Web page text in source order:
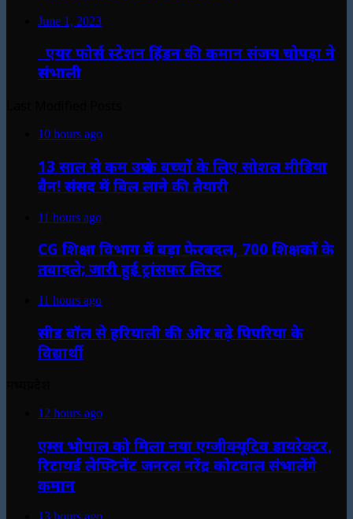
June 1, 2023
एयर फोर्स स्टेशन हिंडन की कमान संजय चोपड़ा ने
संभाली
10 hours ago
13 साल से कम उम्र के बच्चों के लिए सोशल मीडिया
बैन! संसद में बिल लाने की तैयारी
11 hours ago
CG शिक्षा विभाग में बड़ा फेरबदल, 700 शिक्षकों के
तबादले; जारी हुई ट्रांसफर लिस्ट
11 hours ago
सीड बॉल से हरियाली की ओर बढ़े पिपरिया के
विद्यार्थी
12 hours ago
एम्स भोपाल को मिला नया एग्जीक्यूटिव डायरेक्टर,
रिटायर्ड लेफ्टिनेंट जनरल नरेंद्र कोटवाल संभालेंगे
कमान
13 hours ago